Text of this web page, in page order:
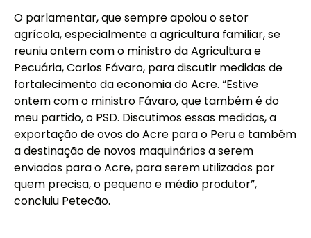
O parlamentar, que sempre apoiou o setor
agrícola, especialmente a agricultura familiar, se
reuniu ontem com o ministro da Agricultura e
Pecuária, Carlos Fávaro, para discutir medidas de
fortalecimento da economia do Acre. “Estive
ontem com o ministro Fávaro, que também é do
meu partido, o PSD. Discutimos essas medidas, a
exportação de ovos do Acre para o Peru e também
a destinação de novos maquinários a serem
enviados para o Acre, para serem utilizados por
quem precisa, o pequeno e médio produtor”,
concluiu Petecão.